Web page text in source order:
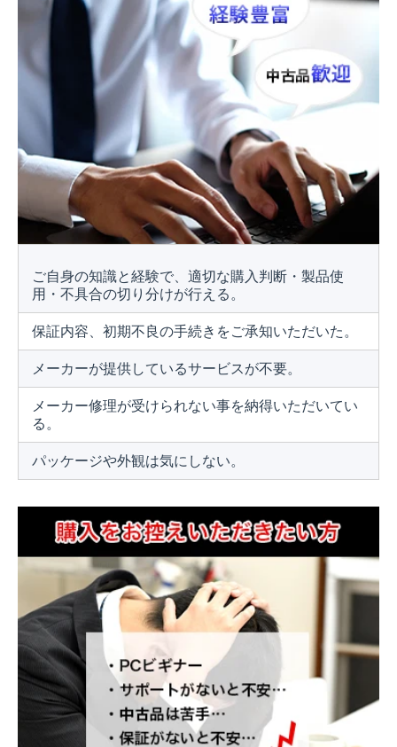
ご自身の知識と経験で、適切な購入判断・製品使
用・不具合の切り分けが行える。
保証内容、初期不良の手続きをご承知いただいた。
メーカーが提供しているサービスが不要。
メーカー修理が受けられない事を納得いただいてい
る。
パッケージや外観は気にしない。